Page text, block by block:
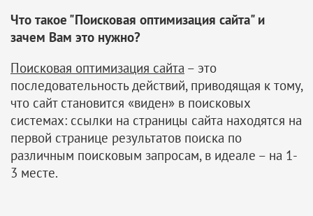
Что такое "Поисковая оптимизация сайта" и
зачем Вам это нужно?
Поисковая оптимизация сайта – это
последовательность действий, приводящая к тому,
что сайт становится «виден» в поисковых
системах: ссылки на страницы сайта находятся на
первой странице результатов поиска по
различным поисковым запросам, в идеале – на 1-
3 месте.